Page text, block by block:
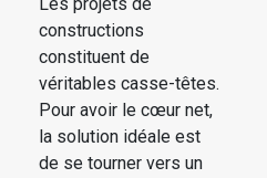
constructions
constituent de
véritables casse-têtes.
Pour avoir le cœur net,
la solution idéale est
de se tourner vers un